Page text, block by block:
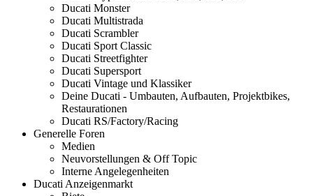
Ducati Monster
Ducati Multistrada
Ducati Scrambler
Ducati Sport Classic
Ducati Streetfighter
Ducati Supersport
Ducati Vintage und Klassiker
Deine Ducati - Umbauten, Aufbauten, Projektbikes,
Restaurationen
Ducati RS/Factory/Racing
Generelle Foren
Medien
Neuvorstellungen & Off Topic
Interne Angelegenheiten
Ducati Anzeigenmarkt